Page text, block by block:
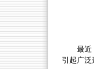
最近，
引起广泛